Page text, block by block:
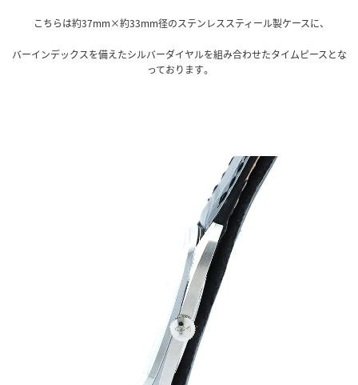
こちらは約37mm×約33mm径のステンレススティール製ケースに、
バーインデックスを備えたシルバーダイヤルを組み合わせたタイムピースとな
っております。